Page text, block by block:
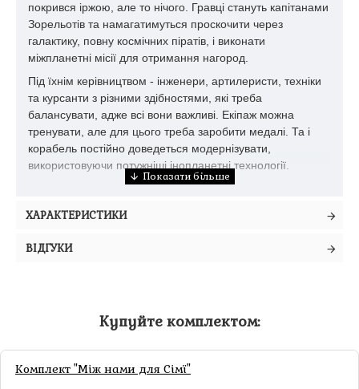
покрився іржою, але то нічого. Гравці стануть капітанами
Зорельотів та намагатимуться проскочити через
галактику, повну космічних піратів, і виконати
міжпланетні місії для отримання нагород.
Під їхнім керівництвом - інженери, артилеристи, техніки
та курсанти з різними здібностями, які треба
балансувати, адже всі вони важливі. Екіпаж можна
тренувати, але для цього треба заробити медалі. Та і
корабель постійно доведеться модернізувати,
використовуючи потужніші інопланетні технології.
Кожен гравець отримує на старті космічний корабель
фігурками відповідного кольору. Фігурки членів
корабель після пошкоджень.
ХАРАКТЕРИСТИКИ
ВІДГУКИ
Купуйте комплектом:
Комплект "Між нами для Сімї"